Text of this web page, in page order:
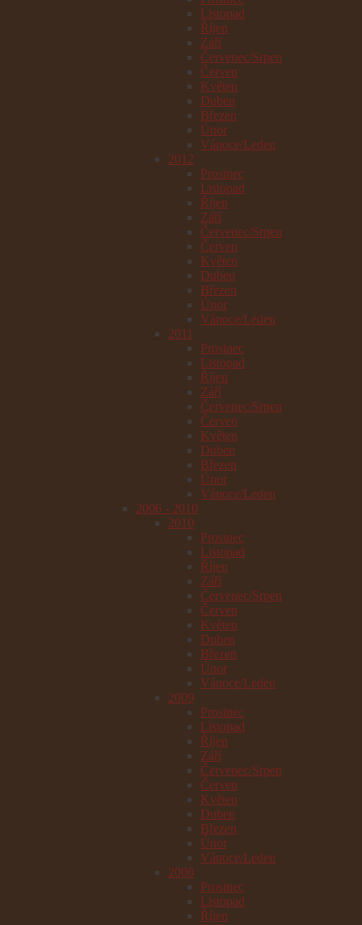
Listopad
Říjen
Září
Červenec/Srpen
Červen
Květen
Duben
Březen
Únor
Vánoce/Leden
2012
Prosinec
Listopad
Říjen
Září
Červenec/Srpen
Červen
Květen
Duben
Březen
Únor
Vánoce/Leden
2011
Prosinec
Listopad
Říjen
Září
Červenec/Srpen
Červen
Květen
Duben
Březen
Únor
Vánoce/Leden
2006 - 2010
2010
Prosinec
Listopad
Říjen
Září
Červenec/Srpen
Červen
Květen
Duben
Březen
Únor
Vánoce/Leden
2009
Prosinec
Listopad
Říjen
Září
Červenec/Srpen
Červen
Květen
Duben
Březen
Únor
Vánoce/Leden
2008
Prosinec
Listopad
Říjen